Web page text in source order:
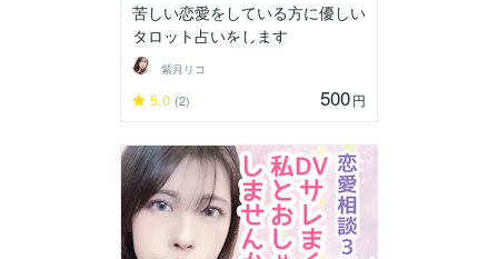
苦しい恋愛をしている方に優しい
タロット占いをします
紫月リコ
5.0 (2) 500円